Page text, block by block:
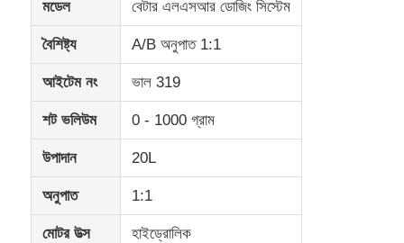
কারখানা ভ্রমণ
আমাদের সাথে যোগাযোগ করুন
মডেল বেটার এলএসআর ডোজিং সিস্টেম
বৈশিষ্ট্য A/B অনুপাত 1:1
আইটেম নং ভাল 319
শট ভলিউম 0 - 1000 গ্রাম
উপাদান 20L
অনুপাত 1:1
মোটর উত্স হাইড্রোলিক